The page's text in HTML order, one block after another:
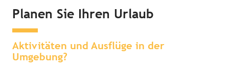
Planen Sie Ihren Urlaub
Aktivitäten und Ausflüge in der
Umgebung?
Übernachten in der Umgebung
Sehenswertes & Erlebnisse in der